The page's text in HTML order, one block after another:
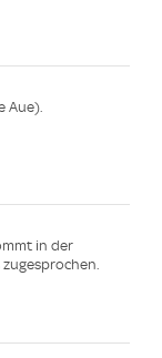
Aue).
in der